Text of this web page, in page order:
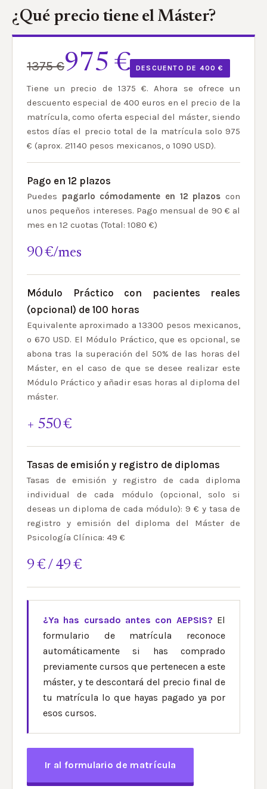
¿Qué precio tiene el Máster?
1375 €975 € DESCUENTO DE 400 €
Tiene un precio de 1375 €. Ahora se ofrece un
descuento especial de 400 euros en el precio de la
matrícula, como oferta especial del máster, siendo
estos días el precio total de la matrícula solo 975
€ (aprox. 21140 pesos mexicanos, o 1090 USD).
Pago en 12 plazos
Puedes pagarlo cómodamente en 12 plazos con
unos pequeños intereses. Pago mensual de 90 € al
mes en 12 cuotas (Total: 1080 €)
90 €/mes
Módulo Práctico con pacientes reales
(opcional) de 100 horas
Equivalente aproximado a 13300 pesos mexicanos,
o 670 USD. El Módulo Práctico, que es opcional, se
abona tras la superación del 50% de las horas del
Máster, en el caso de que se desee realizar este
Módulo Práctico y añadir esas horas al diploma del
máster.
+ 550 €
Tasas de emisión y registro de diplomas
Tasas de emisión y registro de cada diploma
individual de cada módulo (opcional, solo si
deseas un diploma de cada módulo): 9 € y tasa de
registro y emisión del diploma del Máster de
Psicología Clínica: 49 €
9 € / 49 €
¿Ya has cursado antes con AEPSIS? El
formulario de matrícula reconoce
automáticamente si has comprado
previamente cursos que pertenecen a este
máster, y te descontará del precio final de
tu matrícula lo que hayas pagado ya por
esos cursos.
Ir al formulario de matrícula